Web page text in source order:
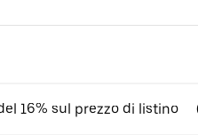
16% sul prezzo di listino